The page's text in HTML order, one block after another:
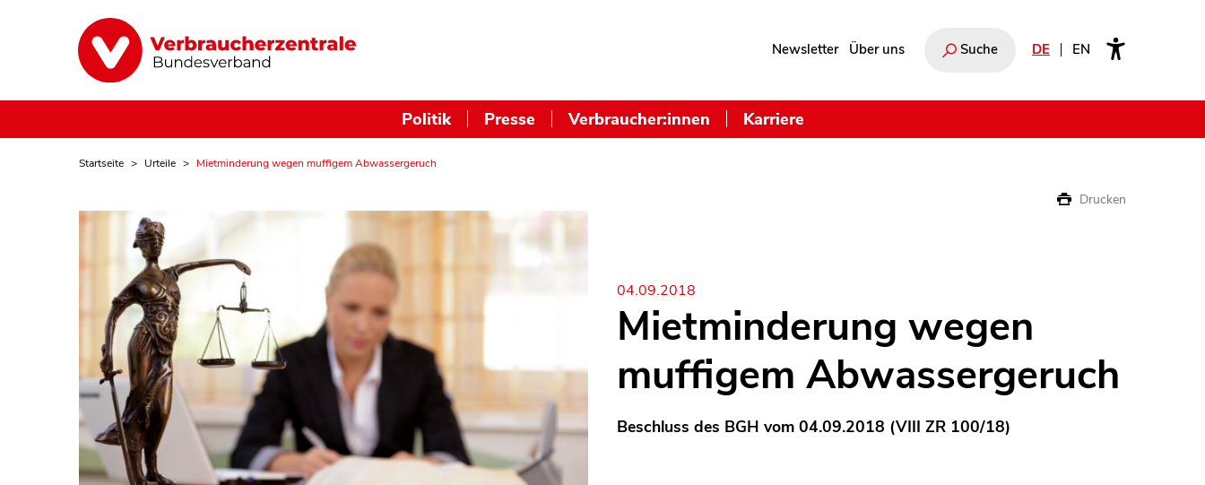
Newsletter Über uns Suche DE EN
Politik Presse Verbraucher:innen Karriere
Startseite Urteile Mietminderung wegen muffigem Abwassergeruch
Drucken
04.09.2018
Mietminderung wegen
muffigem Abwassergeruch
Beschluss des BGH vom 04.09.2018 (VIII ZR 100/18)